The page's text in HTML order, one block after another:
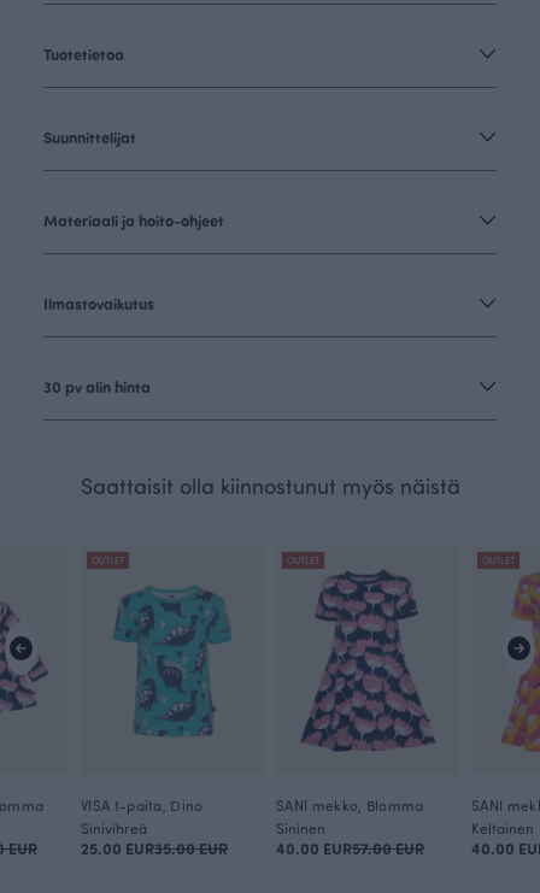
Tuotetietoa
Suunnittelijat
Materiaali ja hoito-ohjeet
Ilmastovaikutus
30 pv alin hinta
Saattaisit olla kiinnostunut myös näistä
EUR
OUTLET
VISA t-paita, Dino
Sinivihreä
25.00 EUR35.00 EUR
OUTLET
SANI mekko, Blomma
Sininen
40.00 EUR57.00 EUR
OUTLET
SANI
Keltainen
40.00